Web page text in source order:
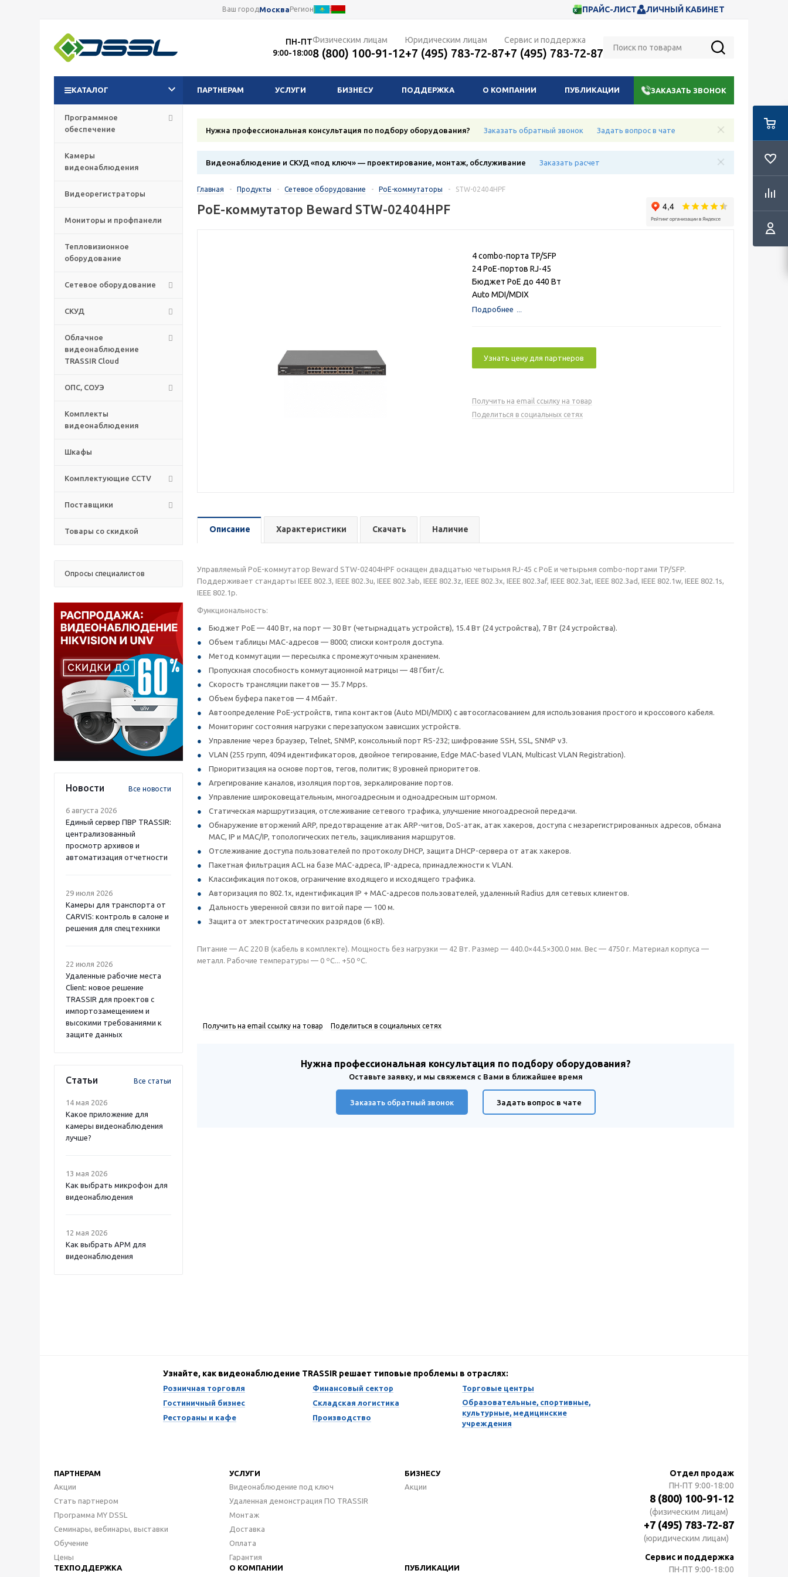
Ваш городМоскваРегион ПРАЙС-ЛИСТ ЛИЧНЫЙ КАБИНЕТ
ПН-ПТ
9:00-18:00
Физическим лицам
8 (800) 100-91-12
Юридическим лицам
+7 (495) 783-72-87
Сервис и поддержка
+7 (495) 783-72-87
КАТАЛОГ ПАРТНЕРАМ УСЛУГИ БИЗНЕСУ ПОДДЕРЖКА О КОМПАНИИ ПУБЛИКАЦИИ ЗАКАЗАТЬ ЗВОНОК
Программное
обеспечение
Камеры
видеонаблюдения
Видеорегистраторы
Мониторы и профпанели
Тепловизионное
оборудование
Сетевое оборудование
СКУД
Облачное
видеонаблюдение
TRASSIR Cloud
ОПС, СОУЭ
Комплекты
видеонаблюдения
Шкафы
Комплектующие CCTV
Поставщики
Товары со скидкой
Опросы специалистов
Новости Все новости
6 августа 2026
Единый сервер ПВР TRASSIR:
централизованный
просмотр архивов и
автоматизация отчетности
29 июля 2026
Камеры для транспорта от
CARVIS: контроль в салоне и
решения для спецтехники
22 июля 2026
Удаленные рабочие места
Client: новое решение
TRASSIR для проектов с
импортозамещением и
высокими требованиями к
защите данных
Статьи Все статьи
14 мая 2026
Какое приложение для
камеры видеонаблюдения
лучше?
13 мая 2026
Как выбрать микрофон для
видеонаблюдения
12 мая 2026
Как выбрать APM для
видеонаблюдения
Нужна профессиональная консультация по подбору оборудования? Заказать обратный звонок Задать вопрос в чате
Видеонаблюдение и СКУД «под ключ» — проектирование, монтаж, обслуживание Заказать расчет
Главная - Продукты - Сетевое оборудование - PoE-коммутаторы - STW-02404HPF
РоЕ-коммутатор Beward STW-02404HPF
4 combo-порта TP/SFP
24 РоЕ-портов RJ-45
Бюджет РоЕ до 440 Вт
Auto MDI/MDIX
Подробнее
Узнать цену для партнеров
Получить на email ссылку на товар
Поделиться в социальных сетях
Описание Характеристики Скачать Наличие
Управляемый РоЕ-коммутатор Beward STW-02404HPF оснащен двадцатью четырьмя RJ-45 с РоЕ и четырьмя combo-портами TP/SFP.
Поддерживает стандарты IEEE 802.3, IEEE 802.3u, IEEE 802.3ab, IEEE 802.3z, IEEE 802.3x, IEEE 802.3af, IEEE 802.3at, IEEE 802.3ad, IEEE 802.1w, IEEE 802.1s,
IEEE 802.1p.
Функциональность:
Бюджет РоЕ — 440 Вт, на порт — 30 Вт (четырнадцать устройств), 15.4 Вт (24 устройства), 7 Вт (24 устройства).
Объем таблицы MAC-адресов — 8000; списки контроля доступа.
Метод коммутации — пересылка с промежуточным хранением.
Пропускная способность коммутационной матрицы — 48 Гбит/с.
Скорость трансляции пакетов — 35.7 Mpps.
Объем буфера пакетов — 4 Мбайт.
Автоопределение PoE-устройств, типа контактов (Auto MDI/MDIX) с автосогласованием для использования простого и кроссового кабеля.
Мониторинг состояния нагрузки с перезапуском зависших устройств.
Управление через браузер, Telnet, SNMP, консольный порт RS-232; шифрование SSH, SSL, SNMP v3.
VLAN (255 групп, 4094 идентификаторов, двойное тегирование, Edge MAC-based VLAN, Multicast VLAN Registration).
Приоритизация на основе портов, тегов, политик; 8 уровней приоритетов.
Агрегирование каналов, изоляция портов, зеркалирование портов.
Управление широковещательным, многоадресным и одноадресным штормом.
Статическая маршрутизация, отслеживание сетевого трафика, улучшение многоадресной передачи.
Обнаружение вторжений ARP, предотвращение атак ARP-читов, DoS-атак, атак хакеров, доступа с незарегистрированных адресов, обмана
MAC, IP и MAC/IP, топологических петель, зацикливания маршрутов.
Отслеживание доступа пользователей по протоколу DHCP, защита DHCP-сервера от атак хакеров.
Пакетная фильтрация ACL на базе MAC-адреса, IP-адреса, принадлежности к VLAN.
Классификация потоков, ограничение входящего и исходящего трафика.
Авторизация по 802.1x, идентификация IP + MAC-адресов пользователей, удаленный Radius для сетевых клиентов.
Дальность уверенной связи по витой паре — 100 м.
Защита от электростатических разрядов (6 кВ).
Питание — AC 220 В (кабель в комплекте). Мощность без нагрузки — 42 Вт. Размер — 440.0×44.5×300.0 мм. Вес — 4750 г. Материал корпуса —
металл. Рабочие температуры — 0 ºC... +50 ºC.
Получить на email ссылку на товар Поделиться в социальных сетях
Нужна профессиональная консультация по подбору оборудования?
Оставьте заявку, и мы свяжемся с Вами в ближайшее время
Заказать обратный звонок Задать вопрос в чате
Узнайте, как видеонаблюдение TRASSIR решает типовые проблемы в отраслях:
Розничная торговля
Гостиничный бизнес
Рестораны и кафе
Финансовый сектор
Складская логистика
Производство
Торговые центры
Образовательные, спортивные,
культурные, медицинские
учреждения
ПАРТНЕРАМ
Акции
Стать партнером
Программа MY DSSL
Семинары, вебинары, выставки
Обучение
Цены
УСЛУГИ
Видеонаблюдение под ключ
Удаленная демонстрация ПО TRASSIR
Монтаж
Доставка
Оплата
Гарантия
БИЗНЕСУ
Акции
ТЕХПОДДЕРЖКА
О КОМПАНИИ
ПУБЛИКАЦИИ
Отдел продаж
ПН-ПТ 9:00-18:00
8 (800) 100-91-12
(физическим лицам)
+7 (495) 783-72-87
(юридическим лицам)
Сервис и поддержка
ПН-ПТ 9:00-18:00